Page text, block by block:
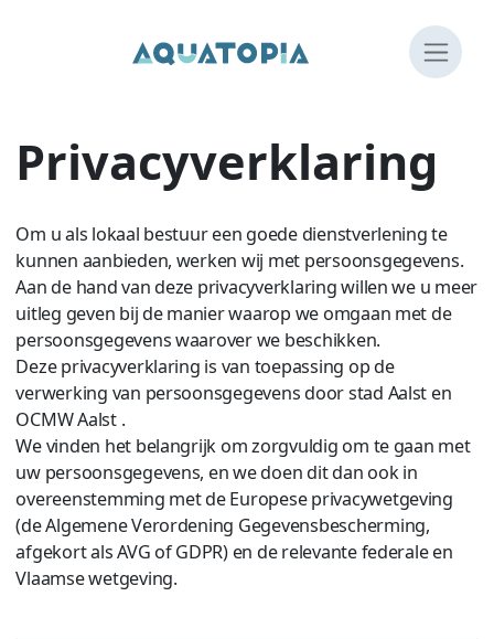
Privacyverklaring
Om u als lokaal bestuur een goede dienstverlening te
kunnen aanbieden, werken wij met persoonsgegevens.
Aan de hand van deze privacyverklaring willen we u meer
uitleg geven bij de manier waarop we omgaan met de
persoonsgegevens waarover we beschikken.
Deze privacyverklaring is van toepassing op de
verwerking van persoonsgegevens door stad Aalst en
OCMW Aalst .
We vinden het belangrijk om zorgvuldig om te gaan met
uw persoonsgegevens, en we doen dit dan ook in
overeenstemming met de Europese privacywetgeving
(de Algemene Verordening Gegevensbescherming,
afgekort als AVG of GDPR) en de relevante federale en
Vlaamse wetgeving.